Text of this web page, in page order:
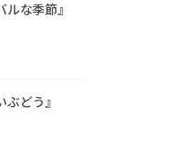
な季節』
どう』